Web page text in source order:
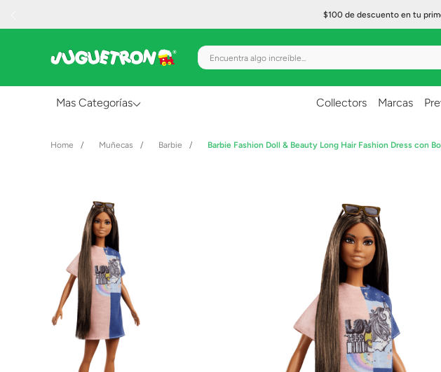
$100 de descuento en tu
Encuentra algo increíble...
Mas Categorías
Creatividad y Arte
Figuras de Acción
Gadgets y Electrónicos
Juegos de Mesa
Lanzadores
Muñecas
Collectors Marcas
Muñecas Barbie Barbie Fashion Doll & Beauty Long Hair Fashion Dress con